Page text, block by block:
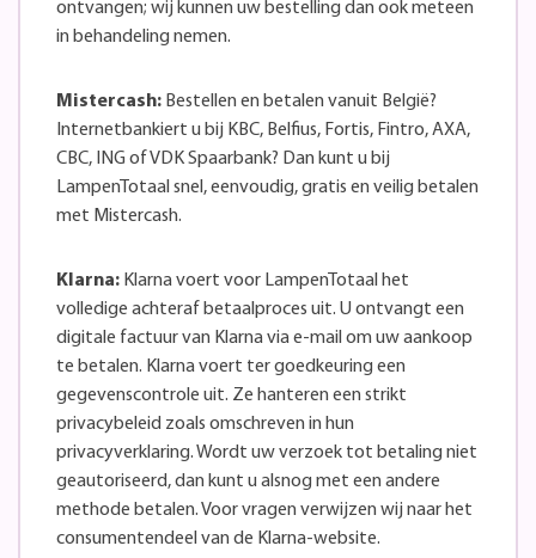
ontvangen; wij kunnen uw bestelling dan ook meteen
in behandeling nemen.
Mistercash: Bestellen en betalen vanuit België?
Internetbankiert u bij KBC, Belfius, Fortis, Fintro, AXA,
CBC, ING of VDK Spaarbank? Dan kunt u bij
LampenTotaal snel, eenvoudig, gratis en veilig betalen
met Mistercash.
Klarna: Klarna voert voor LampenTotaal het
volledige achteraf betaalproces uit. U ontvangt een
digitale factuur van Klarna via e-mail om uw aankoop
te betalen. Klarna voert ter goedkeuring een
gegevenscontrole uit. Ze hanteren een strikt
privacybeleid zoals omschreven in hun
privacyverklaring. Wordt uw verzoek tot betaling niet
geautoriseerd, dan kunt u alsnog met een andere
methode betalen. Voor vragen verwijzen wij naar het
consumentendeel van de Klarna-website.